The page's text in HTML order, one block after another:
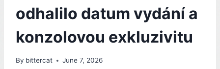
odhalilo datum vydání a
konzolovou exkluzivitu
By bittercat June 7, 2026